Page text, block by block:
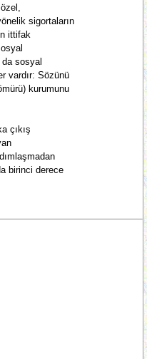
sigortaların
ittifak
da sosyal
vardır: Sözünü
kurumunu
çıkış
birinci derece